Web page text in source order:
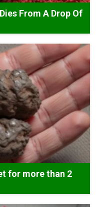
From A Drop Of
for more than 2